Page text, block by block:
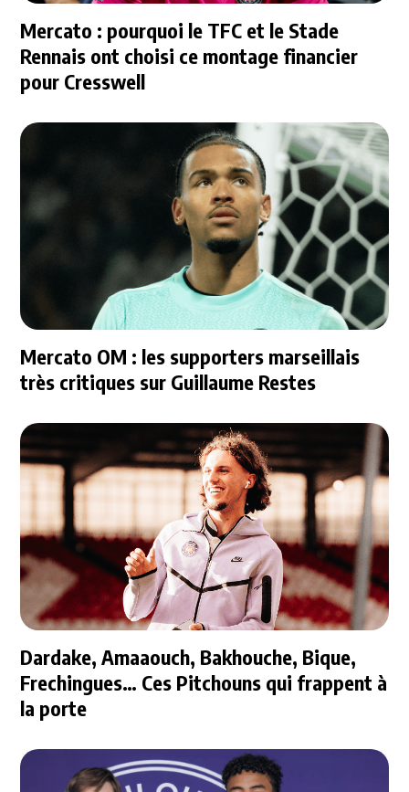
Mercato : pourquoi le TFC et le Stade
Rennais ont choisi ce montage financier
pour Cresswell
Mercato OM : les supporters marseillais
très critiques sur Guillaume Restes
Dardake, Amaaouch, Bakhouche, Bique,
Frechingues… Ces Pitchouns qui frappent à
la porte